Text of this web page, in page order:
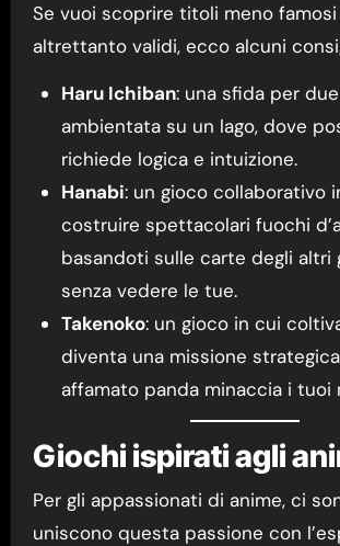
Se vuoi scoprire titoli meno famosi
altrettanto validi, ecco alcuni
Haru Ichiban: una sfida per
ambientata su un lago, dove
richiede logica e intuizione.
Hanabi: un gioco collaborativo
costruire spettacolari fuochi
basandoti sulle carte degli altri
senza vedere le tue.
Takenoko: un gioco in cui
diventa una missione
affamato panda minaccia i tuoi
Giochi ispirati agli
Per gli appassionati di anime, ci
uniscono questa passione con